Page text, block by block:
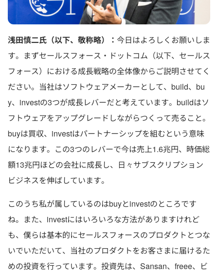
浅田慎二氏（以下、敬称略）： 今日はよろしくお願いしま
す。まずセールスフォース・ドットコム（以下、セールス
フォース）における成長戦略の全体像からご説明させてく
ださい。当社はソフトウェアメーカーとして、build、bu
y、investの3つが成長レバーだと考えています。buildはソ
フトウェアをアップグレードしながらつくって売ること。
buyは買収、investはパートナーシップを組むという意味
になります。この3つのレバーで今は売上1.6兆円、時価総
額13兆円ほどの会社に成長し、日々サブスクリプション
ビジネスを伸ばしています。
このうち私が属しているのはbuyとinvestのところです
ね。また、investにはいろいろな方法がありますけれど
も、僕らは基本的にセールスフォースのプロダクトとつな
いでいただいて、当社のプロダクトをお客さまに届けるた
めの投資を行っています。投資先は、Sansan、freee、ビ